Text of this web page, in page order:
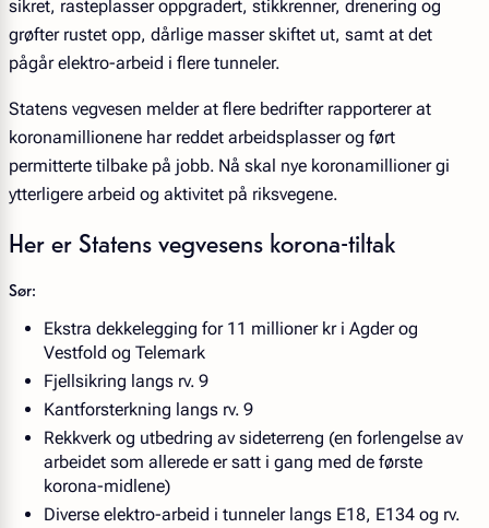
sikret, rasteplasser oppgradert, stikkrenner, drenering og
grøfter rustet opp, dårlige masser skiftet ut, samt at det
pågår elektro-arbeid i flere tunneler.
Statens vegvesen melder at flere bedrifter rapporterer at
koronamillionene har reddet arbeidsplasser og ført
permitterte tilbake på jobb. Nå skal nye koronamillioner gi
ytterligere arbeid og aktivitet på riksvegene.
Her er Statens vegvesens korona-tiltak
Sør:
Ekstra dekkelegging for 11 millioner kr i Agder og
Vestfold og Telemark
Fjellsikring langs rv. 9
Kantforsterkning langs rv. 9
Rekkverk og utbedring av sideterreng (en forlengelse av
arbeidet som allerede er satt i gang med de første
korona-midlene)
Diverse elektro-arbeid i tunneler langs E18, E134 og rv.